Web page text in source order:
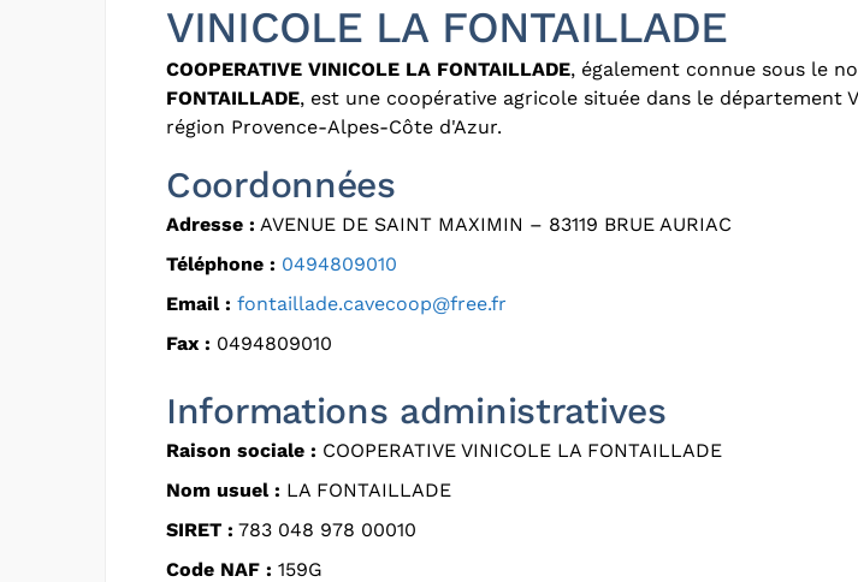
VINICOLE LA FONTAILLADE
COOPERATIVE VINICOLE LA FONTAILLADE, également connue sous le
FONTAILLADE, est une coopérative agricole située dans le département
région Provence-Alpes-Côte d'Azur.
Coordonnées
Adresse : AVENUE DE SAINT MAXIMIN – 83119 BRUE AURIAC
Téléphone : 0494809010
Email : fontaillade.cavecoop@free.fr
Fax : 0494809010
Informations administratives
Raison sociale : COOPERATIVE VINICOLE LA FONTAILLADE
Nom usuel : LA FONTAILLADE
SIRET : 783 048 978 00010
Code NAF : 159G